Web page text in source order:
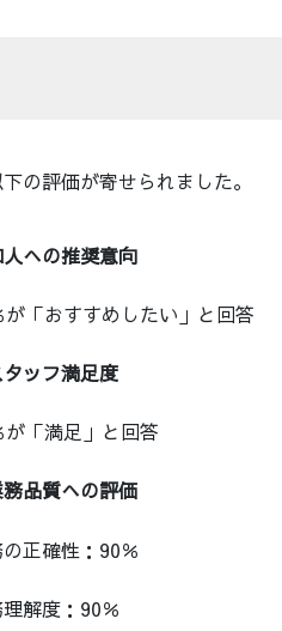
の評価が寄せられました。
への推奨意向
が「おすすめしたい」と回答
ッフ満足度
が「満足」と回答
品質への評価
正確性：90％
解度：90％